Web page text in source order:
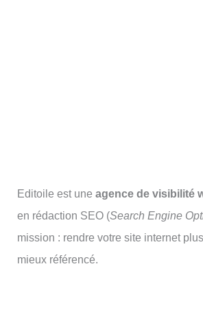
Editoile est uneagence de visibilité
en rédaction SEO (Search Engine
mission : rendre votre site internet
mieux référencé.